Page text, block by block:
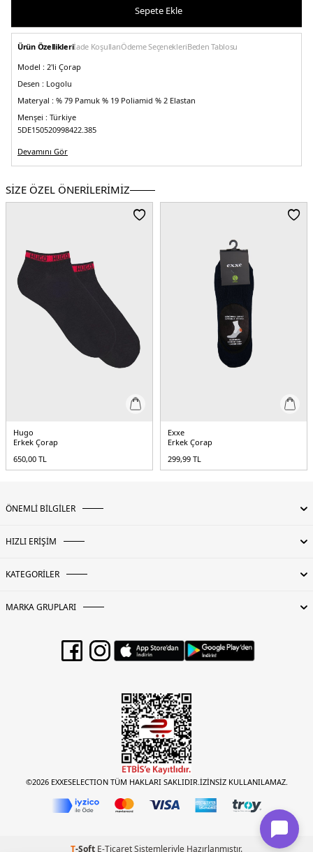
Sepete Ekle
Ürün Özellikleriİade KoşullarıÖdeme SeçenekleriBeden Tablosu
Model : 2'li Çorap
Desen : Logolu
Materyal : % 79 Pamuk % 19 Poliamid % 2 Elastan
Menşei : Türkiye
5DE150520998422.385
Devamını Gör
SİZE ÖZEL ÖNERİLERİMİZ
Hugo
Erkek Çorap
650,00 TL
Exxe
Erkek Çorap
299,99 TL
ÖNEMLİ BİLGİLER
HIZLI ERİŞİM
KATEGORİLER
MARKA GRUPLARI
©2026 EXXESELECTION TÜM HAKLARI SAKLIDIR.İZİNSİZ KULLANILAMAZ.
T-Soft E-TicaretSistemleriyle Hazırlanmıştır.